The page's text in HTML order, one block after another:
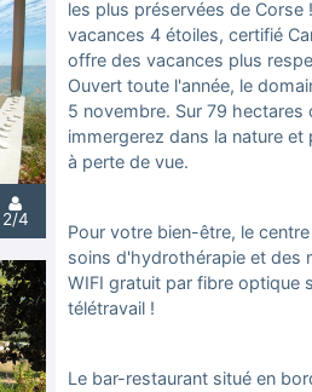
les plus préservées de Corse
vacances 4 étoiles, certifié
offre des vacances plus
Ouvert toute l'année, le
5 novembre. Sur 79
immergerez dans la nature
à perte de vue.
Pour votre bien-être, le
soins d'hydrothérapie et des
WIFI gratuit par fibre optique
télétravail !
Le bar-restaurant situé en
2/4